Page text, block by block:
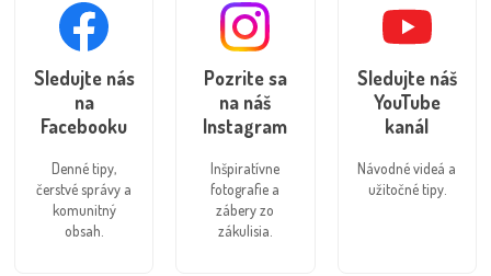
Sledujte nás
na
Facebooku
Denné tipy,
čerstvé správy a
komunitný
obsah.
Pozrite sa
na náš
Instagram
Inšpiratívne
fotografie a
zábery zo
zákulisia.
Sledujte náš
YouTube
kanál
Návodné videá a
užitočné tipy.